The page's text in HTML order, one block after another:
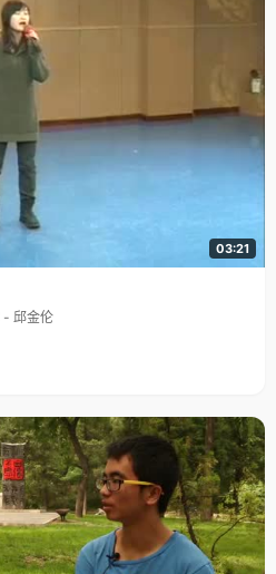
03:21
- 邱金伦